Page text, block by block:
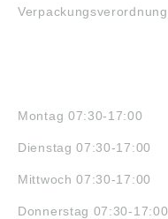
Verpackungsverordnung
Montag 07:30-17:00
Dienstag 07:30-17:00
Mittwoch 07:30-17:00
Donnerstag 07:30-17:00